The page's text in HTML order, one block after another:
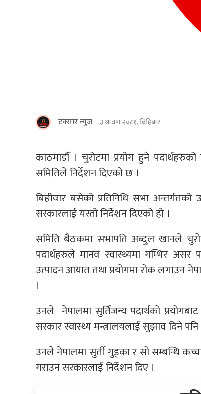
टक्सार न्युज ३ श्रावण २०८१, बिहिबार
काठमाडाैँ । चुरोटमा प्रयोग हुने
समितिले निर्देशन दिएको छ ।
बिहीवार बसेको प्रतिनिधि सभा
सरकारलाई यस्तो निर्देशन दिएको हो ।
समिति बैठकमा सभापति अब्दुल खानले
पदार्थहरुले मानव स्वास्थ्यमा गम्भिर असर
उत्पादन आयात तथा प्रयोगमा रोक लगाउन
।
उनले नेपालमा सुर्तिजन्य पदार्थको
सरकार स्वास्थ्य मन्त्रालयलाई सुझाव दिने पनि
उनले नेपालमा सुर्ती गुड्का र सो सम्बन्धि
गराउन सरकारलाई निर्देशन दिए ।